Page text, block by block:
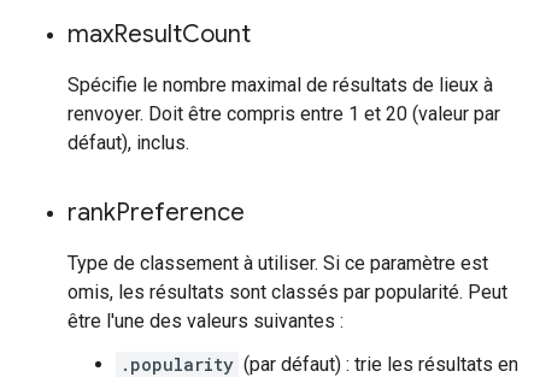
maxResultCount
Spécifie le nombre maximal de résultats de lieux à
renvoyer. Doit être compris entre 1 et 20 (valeur par
défaut), inclus.
rankPreference
Type de classement à utiliser. Si ce paramètre est
omis, les résultats sont classés par popularité. Peut
être l'une des valeurs suivantes :
.popularity (par défaut) : trie les résultats en